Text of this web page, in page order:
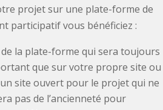
projet sur une plate-forme de
participatif vous bénéficiez :
la plate-forme qui sera toujours
que sur votre propre site ou
site ouvert pour le projet qui ne
pas de l’ancienneté pour